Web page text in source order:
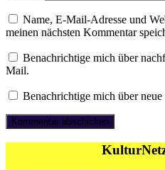
Name, E-Mail-Adresse und
meinen nächsten Kommentar
Benachrichtige mich über
Mail.
Benachrichtige mich über